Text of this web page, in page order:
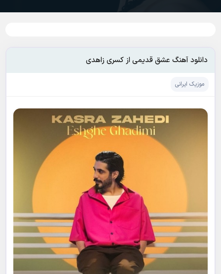
دانلود آهنگ عشق قدیمی از کسری زاهدی
موزیک ایرانی